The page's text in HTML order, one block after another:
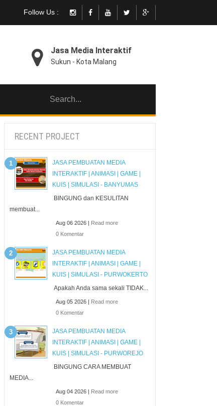
Follow Us :
Jasa Media Interaktif
Sukun - Kota Malang
RECENT PROJECT
JASA PEMBUATAN MEDIA
INTERAKTIF | ANIMASI | GAME |
KUIS | SIMULASI - BANYUMAS
BINGUNG dan KESULITAN
membuat...
Aug 06 2026 | Read more
0 Komentar
JASA PEMBUATAN MEDIA
INTERAKTIF | ANIMASI | GAME |
KUIS | SIMULASI - PURWOKERTO
Apakah Anda sama sekali TIDAK...
Aug 05 2026 | Read more
0 Komentar
JASA PEMBUATAN MEDIA
INTERAKTIF | ANIMASI | GAME |
KUIS | SIMULASI - PURWOREJO
BINGUNG CARA MEMBUAT
MEDIA...
Aug 04 2026 | Read more
0 Komentar